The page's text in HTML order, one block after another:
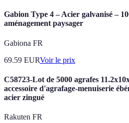
Gabion Type 4 – Acier galvanisé –
aménagement paysager
Gabiona FR
69.59 EURVoir le prix
C58723-Lot de 5000 agrafes
accessoire d'agrafage-menuiserie
acier zingué
Rakuten FR